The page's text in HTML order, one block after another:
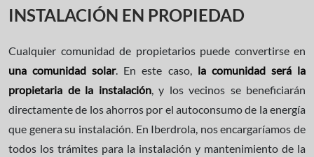
INSTALACIÓN EN PROPIEDAD
Cualquier comunidad de propietarios puede convertirse en
una comunidad solar. En este caso, la comunidad será la
propietaria de la instalación, y los vecinos se beneficiarán
directamente de los ahorros por el autoconsumo de la energía
que genera su instalación. En Iberdrola, nos encargaríamos de
todos los trámites para la instalación y mantenimiento de la